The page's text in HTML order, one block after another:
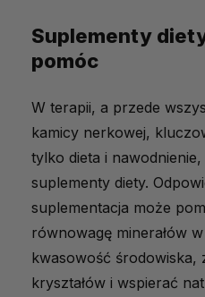
Suplementy
pomóc
W terapii, a przede
kamicy nerkowej,
tylko dieta i
suplementy diety.
suplementacja może
równowagę minerałów
kwasowość środowiska,
kryształów i wspierać